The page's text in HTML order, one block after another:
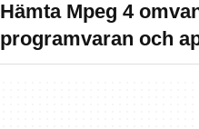
Hämta Mpeg 4
programvaran och